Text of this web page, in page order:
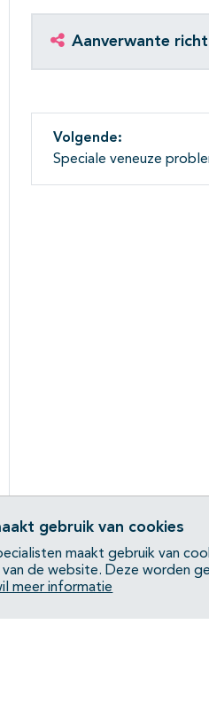
Aanverwante
Volgende:
Speciale veneuze
gebruik van cookies
maakt gebruik van
de website. Deze worden
meer informatie